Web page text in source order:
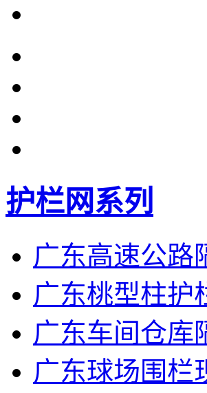
护栏网系列
广东高速公路
广东桃型柱护
广东车间仓库
广东球场围栏